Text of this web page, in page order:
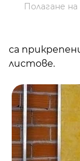
Полагане
са
листове.